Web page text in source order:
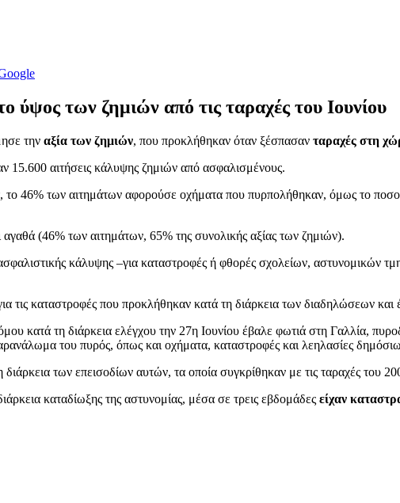
ύψος των ζημιών από τις ταραχές του Ιουνίου
την αξία των ζημιών, που προκλήθηκαν όταν ξέσπασαν ταραχές στη
15.600 αιτήσεις κάλυψης ζημιών από ασφαλισμένους.
46% των αιτημάτων αφορούσε οχήματα που πυρπολήθηκαν, όμως το
(46% των αιτημάτων, 65% της συνολικής αξίας των ζημιών).
κάλυψης –για καταστροφές ή φθορές σχολείων, αστυνομικών
τις καταστροφές που προκλήθηκαν κατά τη διάρκεια των διαδηλώσεων και
κατά τη διάρκεια ελέγχου την 27η Ιουνίου έβαλε φωτιά στη Γαλλία,
του πυρός, όπως και οχήματα, καταστροφές και λεηλασίες
διάρκεια των επεισοδίων αυτών, τα οποία συγκρίθηκαν με τις ταραχές του
καταδίωξης της αστυνομίας, μέσα σε τρεις εβδομάδες είχαν